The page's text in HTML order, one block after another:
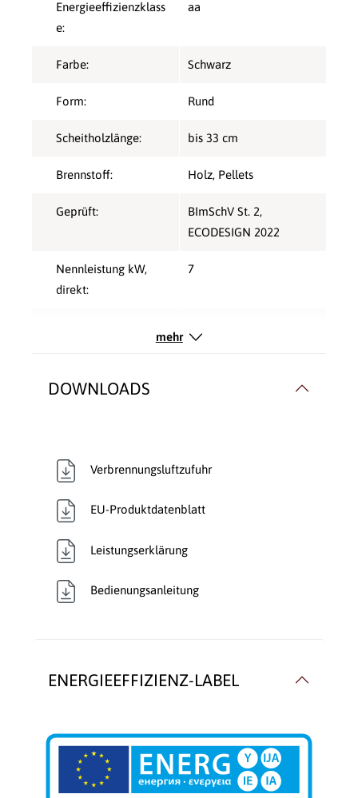
Energieeffizienzklass
e:
aa
Farbe: Schwarz
Form: Rund
Scheitholzlänge: bis 33 cm
Brennstoff: Holz, Pellets
Geprüft: BImSchV St. 2,
ECODESIGN 2022
Nennleistung kW,
direkt:
7
Verbrennungsluft:
Verkleidungsmaterial: Stahl
Wärmetransport: Luftführend
mehr
DOWNLOADS
Verbrennungsluftzufuhr
EU-Produktdatenblatt
Leistungserklärung
Bedienungsanleitung
ENERGIEEFFIZIENZ-LABEL